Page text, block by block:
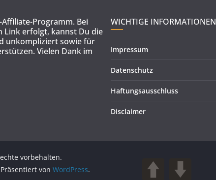
Programm. Bei
Link erfolgt, kannst Du die
unkompliziert sowie für
Vielen Dank im
WICHTIGE INFORMATIONEN
Impressum
Datenschutz
Haftungsausschluss
Disclaimer
vorbehalten.
von WordPress.